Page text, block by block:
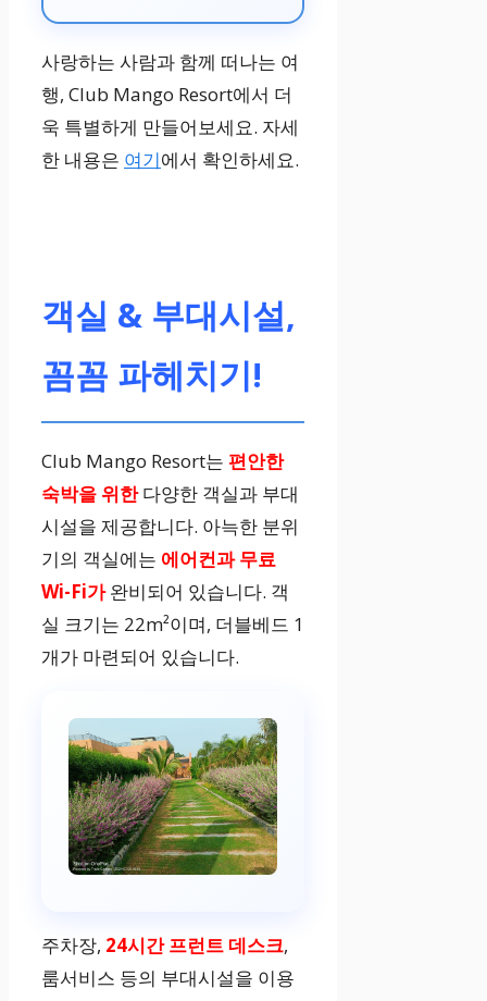
사랑하는 사람과 함께 떠나는 여
행, Club Mango Resort에서 더
욱 특별하게 만들어보세요. 자세
한 내용은 여기에서 확인하세요.
객실 & 부대시설,
꼼꼼 파헤치기!
Club Mango Resort는 편안한
숙박을 위한다양한 객실과 부대
시설을 제공합니다. 아늑한 분위
기의 객실에는 에어컨과 무료
Wi-Fi가완비되어 있습니다. 객
실 크기는 22m²이며, 더블베드 1
개가 마련되어 있습니다.
주차장, 24시간 프런트 데스크,
룸서비스 등의 부대시설을 이용